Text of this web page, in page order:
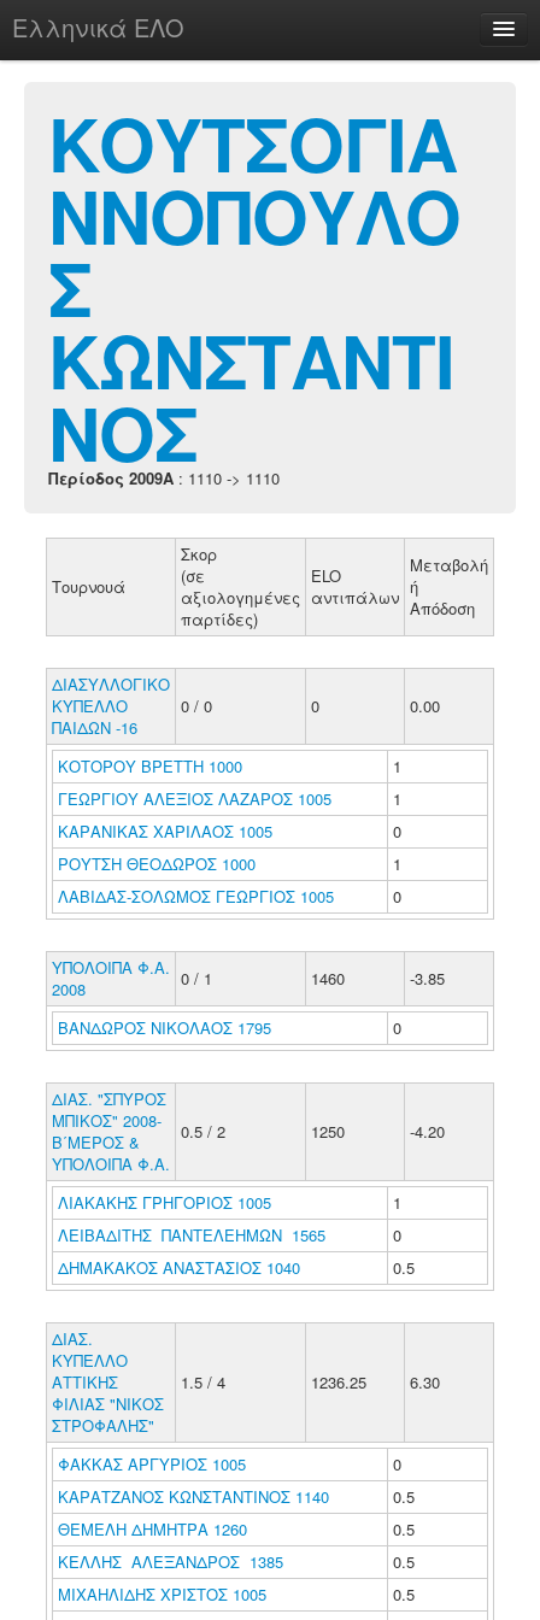
Ελληνικά ΕΛΟ
chesstu.be @ discord
Login
ΚΟΥΤΣΟΓΙΑ
ΝΝΟΠΟΥΛΟ
Σ
ΚΩΝΣΤΑΝΤΙ
ΝΟΣ
Περίοδος 2009A : 1110 -> 1110
Τουρνουά
Σκορ
(σε
αξιολογημένες
παρτίδες)
ELO
αντιπάλων
Μεταβολή
ή
Απόδοση
ΔΙΑΣΥΛΛΟΓΙΚΟ
ΚΥΠΕΛΛΟ
ΠΑΙΔΩΝ -16
0 / 0 0 0.00
ΚΟΤΟΡΟΥ ΒΡΕΤΤΗ 1000
1
ΓΕΩΡΓΙΟΥ ΑΛΕΞΙΟΣ ΛΑΖΑΡΟΣ 1005
1
ΚΑΡΑΝΙΚΑΣ ΧΑΡΙΛΑΟΣ 1005
0
ΡΟΥΤΣΗ ΘΕΟΔΩΡΟΣ 1000
1
ΛΑΒΙΔΑΣ-ΣΟΛΩΜΟΣ ΓΕΩΡΓΙΟΣ 1005
0
ΥΠΟΛΟΙΠΑ Φ.Α.
2008
0 / 1 1460 -3.85
ΒΑΝΔΩΡΟΣ ΝΙΚΟΛΑΟΣ 1795 0
ΔΙΑΣ. "ΣΠΥΡΟΣ
ΜΠΙΚΟΣ" 2008-
Β΄ΜΕΡΟΣ &
ΥΠΟΛΟΙΠΑ Φ.Α.
0.5 / 2 1250 -4.20
ΛΙΑΚΑΚΗΣ ΓΡΗΓΟΡΙΟΣ 1005
1
ΛΕΙΒΑΔΙΤΗΣ ΠΑΝΤΕΛΕΗΜΩΝ 1565
0
ΔΗΜΑΚΑΚΟΣ ΑΝΑΣΤΑΣΙΟΣ 1040
0.5
ΔΙΑΣ.
ΚΥΠΕΛΛΟ
ΑΤΤΙΚΗΣ
ΦΙΛΙΑΣ "ΝΙΚΟΣ
ΣΤΡΟΦΑΛΗΣ"
1.5 / 4 1236.25 6.30
ΦΑΚΚΑΣ ΑΡΓΥΡΙΟΣ 1005
0
ΚΑΡΑΤΖΑΝΟΣ ΚΩΝΣΤΑΝΤΙΝΟΣ 1140
0.5
ΘΕΜΕΛΗ ΔΗΜΗΤΡΑ 1260
0.5
ΚΕΛΛΗΣ ΑΛΕΞΑΝΔΡΟΣ 1385
0.5
ΜΙΧΑΗΛΙΔΗΣ ΧΡΙΣΤΟΣ 1005
0.5